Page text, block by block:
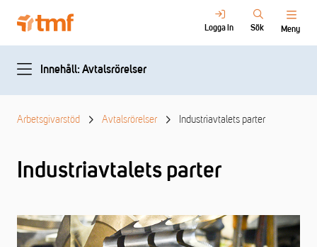
Logga in Sök Meny
Innehåll: Avtalsrörelser
Arbetsgivarstöd Avtalsrörelser Industriavtalets parter
Industriavtalets parter